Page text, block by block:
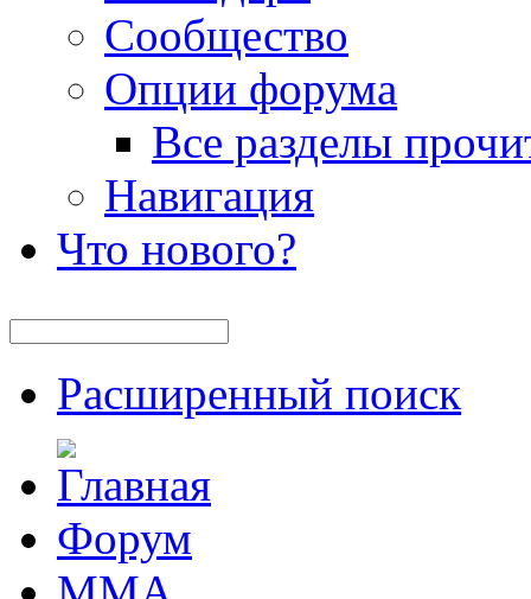
Сообщество
Опции форума
Все разделы
Навигация
Что нового?
Расширенный поиск
Форум